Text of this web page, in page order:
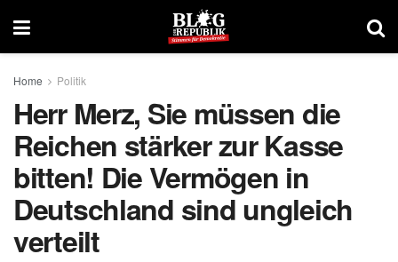
Home Politik
Herr Merz, Sie müssen die
Reichen stärker zur Kasse
bitten! Die Vermögen in
Deutschland sind ungleich
verteilt